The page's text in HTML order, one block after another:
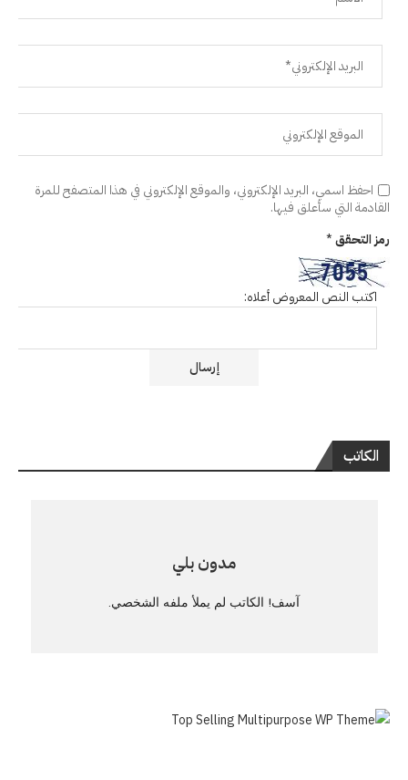
احفظ اسمي، البريد الإلكتروني، والموقع الإلكتروني في هذا المتصفح للمرة
القادمة التي سأعلق فيها.
رمز التحقق*
اكتب النص المعروض أعلاه:
الكاتب
مدون بلي
آسف! الكاتب لم يملأ ملفه الشخصي.